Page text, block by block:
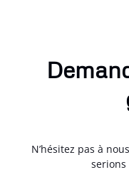
N’hésitez pas à
serions